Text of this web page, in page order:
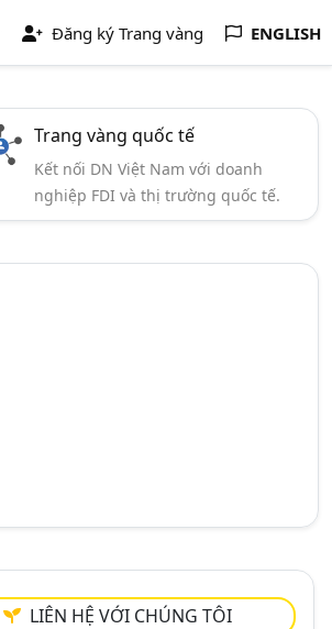
Đăng ký Trang vàng ENGLISH
Trang vàng quốc tế
Kết nối DN Việt Nam với doanh
nghiệp FDI và thị trường quốc tế.
LIÊN HỆ VỚI CHÚNG TÔI